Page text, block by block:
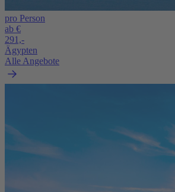
pro Person
ab €
291,-
Ägypten
Alle Angebote